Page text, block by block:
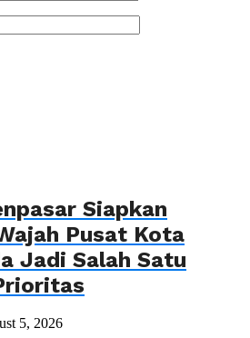
Siapkan
Pusat Kota
Jadi Salah Satu
5, 2026